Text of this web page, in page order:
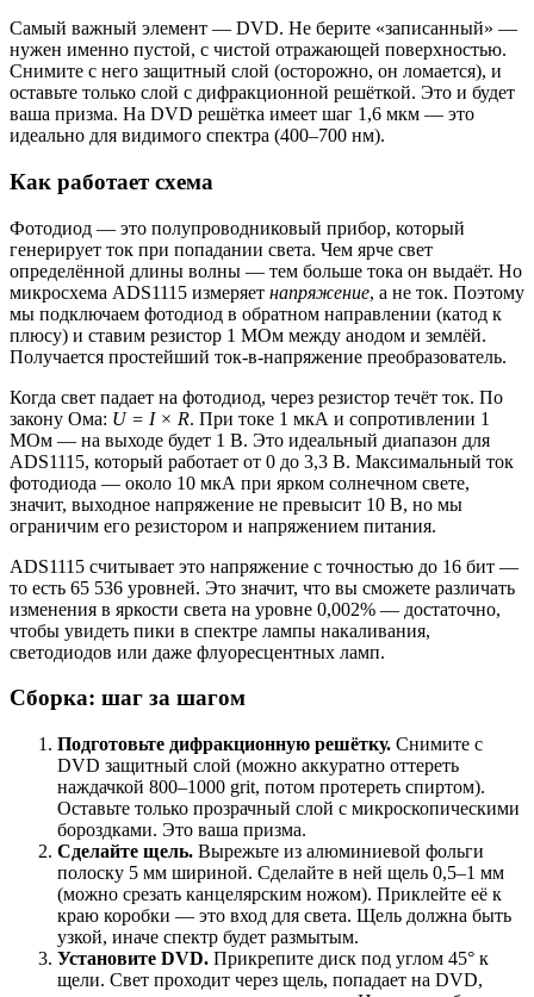
Самый важный элемент — DVD. Не берите «записанный» —
нужен именно пустой, с чистой отражающей поверхностью.
Снимите с него защитный слой (осторожно, он ломается), и
оставьте только слой с дифракционной решёткой. Это и будет
ваша призма. На DVD решётка имеет шаг 1,6 мкм — это
идеально для видимого спектра (400–700 нм).
Как работает схема
Фотодиод — это полупроводниковый прибор, который
генерирует ток при попадании света. Чем ярче свет
определённой длины волны — тем больше тока он выдаёт. Но
микросхема ADS1115 измеряет напряжение, а не ток. Поэтому
мы подключаем фотодиод в обратном направлении (катод к
плюсу) и ставим резистор 1 МОм между анодом и землёй.
Получается простейший ток-в-напряжение преобразователь.
Когда свет падает на фотодиод, через резистор течёт ток. По
закону Ома: U = I × R. При токе 1 мкА и сопротивлении 1
МОм — на выходе будет 1 В. Это идеальный диапазон для
ADS1115, который работает от 0 до 3,3 В. Максимальный ток
фотодиода — около 10 мкА при ярком солнечном свете,
значит, выходное напряжение не превысит 10 В, но мы
ограничим его резистором и напряжением питания.
ADS1115 считывает это напряжение с точностью до 16 бит —
то есть 65 536 уровней. Это значит, что вы сможете различать
изменения в яркости света на уровне 0,002% — достаточно,
чтобы увидеть пики в спектре лампы накаливания,
светодиодов или даже флуоресцентных ламп.
Сборка: шаг за шагом
Подготовьте дифракционную решётку. Снимите с
DVD защитный слой (можно аккуратно оттереть
наждачкой 800–1000 grit, потом протереть спиртом).
Оставьте только прозрачный слой с микроскопическими
бороздками. Это ваша призма.
Сделайте щель. Вырежьте из алюминиевой фольги
полоску 5 мм шириной. Сделайте в ней щель 0,5–1 мм
(можно срезать канцелярским ножом). Приклейте её к
краю коробки — это вход для света. Щель должна быть
узкой, иначе спектр будет размытым.
Установите DVD. Прикрепите диск под углом 45° к
щели. Свет проходит через щель, попадает на DVD,